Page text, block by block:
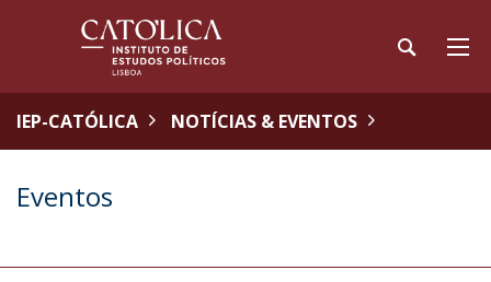
IEP-CATÓLICA NOTÍCIAS & EVENTOS
Eventos